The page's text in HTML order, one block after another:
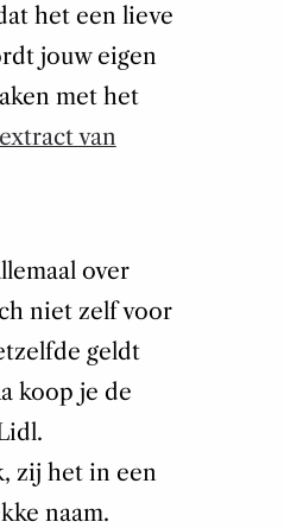
het een lieve
jouw eigen
met het
extract van
over
niet zelf voor
geldt
koop je de
zij het in een
naam.